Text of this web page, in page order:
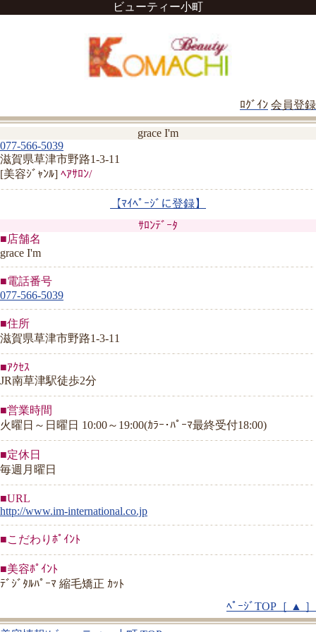
ビューティー小町
ﾛｸﾞｲﾝ 会員登録
grace I'm
077-566-5039
滋賀県草津市野路1-3-11
[美容ｼﾞｬﾝﾙ] ﾍｱｻﾛﾝ/
【ﾏｲﾍﾟｰｼﾞに登録】
ｻﾛﾝﾃﾞｰﾀ
■店舗名
grace I'm
■電話番号
077-566-5039
■住所
滋賀県草津市野路1-3-11
■ｱｸｾｽ
JR南草津駅徒歩2分
■営業時間
火曜日～日曜日 10:00～19:00(ｶﾗｰ･ﾊﾟｰﾏ最終受付18:00)
■定休日
毎週月曜日
■URL
http://www.im-international.co.jp
■こだわりﾎﾟｲﾝﾄ
■美容ﾎﾟｲﾝﾄ
ﾃﾞｼﾞﾀﾙﾊﾟｰﾏ 縮毛矯正 ｶｯﾄ
ﾍﾟｰｼﾞTOP［ ▲ ］